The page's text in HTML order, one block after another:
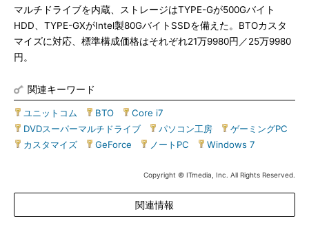
マルチドライブを内蔵、ストレージはTYPE-Gが500Gバイト
HDD、TYPE-GXがIntel製80GバイトSSDを備えた。BTOカスタ
マイズに対応、標準構成価格はそれぞれ21万9980円／25万9980
円。
関連キーワード
ユニットコム BTO Core i7
DVDスーパーマルチドライブ
パソコン工房 ゲーミングPC
カスタマイズ
GeForce ノートPC Windows 7
Copyright © ITmedia, Inc. All Rights Reserved.
関連情報